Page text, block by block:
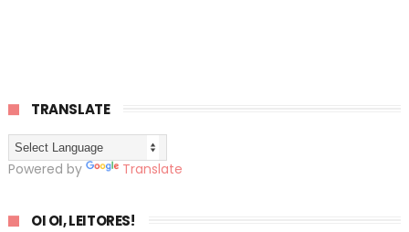
TRANSLATE
Powered by Translate
OI OI, LEITORES!